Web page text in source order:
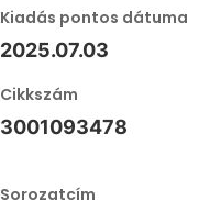
Kiadás pontos dátuma
2025.07.03
Cikkszám
3001093478
Sorozatcím